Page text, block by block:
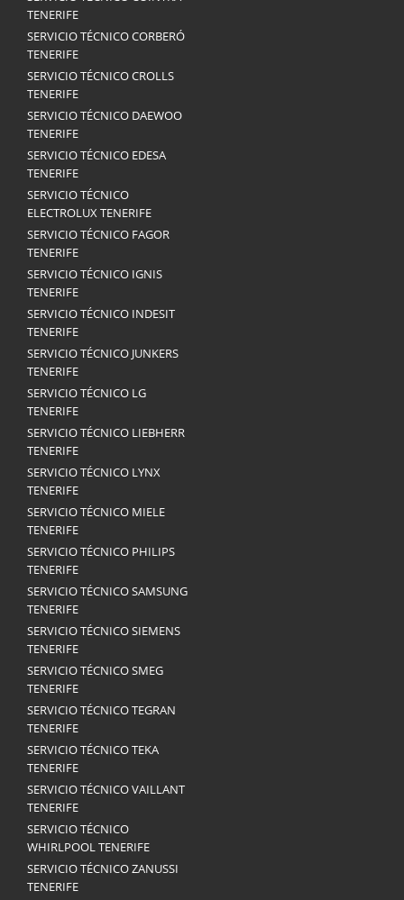
TENERIFE
SERVICIO TÉCNICO CORBERÓ
TENERIFE
SERVICIO TÉCNICO CROLLS
TENERIFE
SERVICIO TÉCNICO DAEWOO
TENERIFE
SERVICIO TÉCNICO EDESA
TENERIFE
SERVICIO TÉCNICO
ELECTROLUX TENERIFE
SERVICIO TÉCNICO FAGOR
TENERIFE
SERVICIO TÉCNICO IGNIS
TENERIFE
SERVICIO TÉCNICO INDESIT
TENERIFE
SERVICIO TÉCNICO JUNKERS
TENERIFE
SERVICIO TÉCNICO LG
TENERIFE
SERVICIO TÉCNICO LIEBHERR
TENERIFE
SERVICIO TÉCNICO LYNX
TENERIFE
SERVICIO TÉCNICO MIELE
TENERIFE
SERVICIO TÉCNICO PHILIPS
TENERIFE
SERVICIO TÉCNICO SAMSUNG
TENERIFE
SERVICIO TÉCNICO SIEMENS
TENERIFE
SERVICIO TÉCNICO SMEG
TENERIFE
SERVICIO TÉCNICO TEGRAN
TENERIFE
SERVICIO TÉCNICO TEKA
TENERIFE
SERVICIO TÉCNICO VAILLANT
TENERIFE
SERVICIO TÉCNICO
WHIRLPOOL TENERIFE
SERVICIO TÉCNICO ZANUSSI
TENERIFE